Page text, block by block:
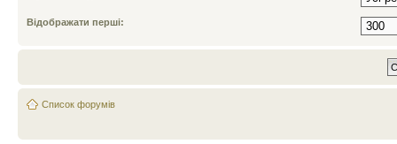
Відображати перші:
Список форумів